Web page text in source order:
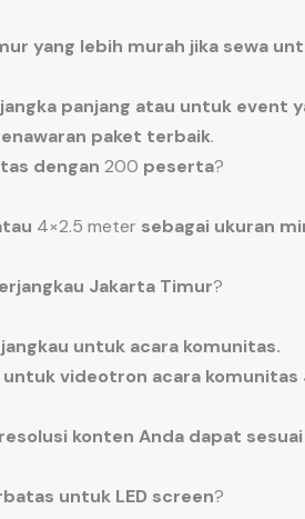
yang lebih murah jika sewa
jangka panjang atau untuk event
paket terbaik.
dengan 200 peserta?
4×2.5 meter sebagai ukuran
Jakarta Timur?
untuk acara komunitas.
untuk videotron acara komunitas
resolusi konten Anda dapat sesuai
untuk LED screen?